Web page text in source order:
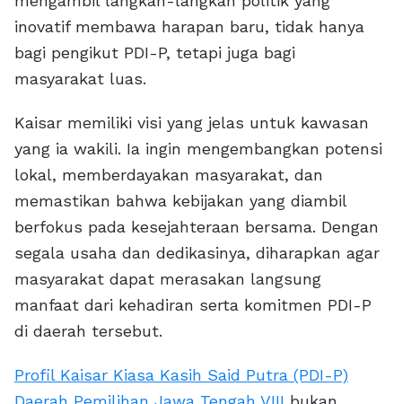
inovatif membawa harapan baru, tidak hanya
bagi pengikut PDI-P, tetapi juga bagi
masyarakat luas.
Kaisar memiliki visi yang jelas untuk kawasan
yang ia wakili. Ia ingin mengembangkan potensi
lokal, memberdayakan masyarakat, dan
memastikan bahwa kebijakan yang diambil
berfokus pada kesejahteraan bersama. Dengan
segala usaha dan dedikasinya, diharapkan agar
masyarakat dapat merasakan langsung
manfaat dari kehadiran serta komitmen PDI-P
di daerah tersebut.
Profil Kaisar Kiasa Kasih Said Putra (PDI-P)